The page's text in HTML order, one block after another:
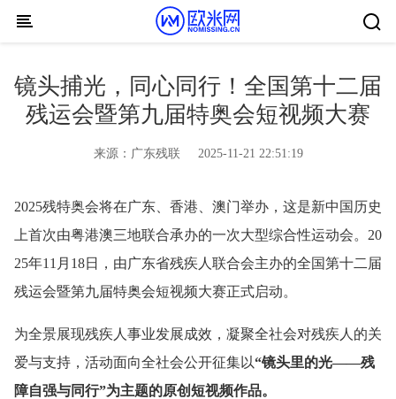
Skip to content
镜头捕光，同心同行！全国第十二届
残运会暨第九届特奥会短视频大赛
来源： 广东残联 2025-11-21 22:51:19
2025残特奥会将在广东、香港、澳门举办，这是新中国历史
上首次由粤港澳三地联合承办的一次大型综合性运动会。20
25年11月18日，由广东省残疾人联合会主办的全国第十二届
残运会暨第九届特奥会短视频大赛正式启动。
为全景展现残疾人事业发展成效，凝聚全社会对残疾人的关
爱与支持，活动面向全社会公开征集以“镜头里的光——残
障自强与同行”为主题的原创短视频作品。